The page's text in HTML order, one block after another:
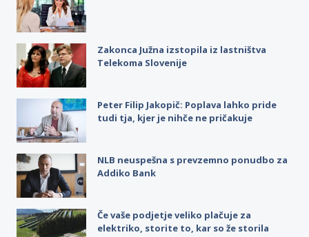
Zakonca Južna izstopila iz lastništva
Telekoma Slovenije
Peter Filip Jakopič: Poplava lahko pride
tudi tja, kjer je nihče ne pričakuje
NLB neuspešna s prevzemno ponudbo za
Addiko Bank
Če vaše podjetje veliko plačuje za
elektriko, storite to, kar so že storila